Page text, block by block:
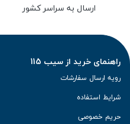
ارسال به سراسر کشور
راهنمای خرید از سیب 115
رویه ارسال سفارشات
شرایط استفاده
حریم خصوصی